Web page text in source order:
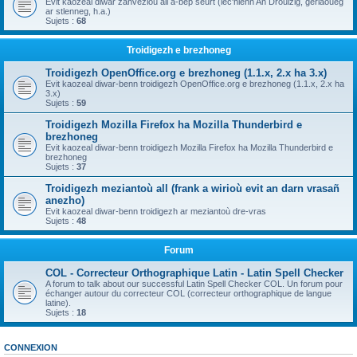
ar stlenneg, h.a.)
Sujets : 68
Troidigezh e brezhoneg
Troidigezh OpenOffice.org e brezhoneg (1.1.x, 2.x ha 3.x)
Evit kaozeal diwar-benn troidigezh OpenOffice.org e brezhoneg (1.1.x, 2.x ha
3.x)
Sujets : 59
Troidigezh Mozilla Firefox ha Mozilla Thunderbird e
brezhoneg
Evit kaozeal diwar-benn troidigezh Mozilla Firefox ha Mozilla Thunderbird e
brezhoneg
Sujets : 37
Troidigezh meziantoù all (frank a wirioù evit an darn vrasañ
anezho)
Evit kaozeal diwar-benn troidigezh ar meziantoù dre-vras
Sujets : 48
Forum
COL - Correcteur Orthographique Latin - Latin Spell Checker
A forum to talk about our successful Latin Spell Checker COL. Un forum pour
échanger autour du correcteur COL (correcteur orthographique de langue
latine).
Sujets : 18
CONNEXION